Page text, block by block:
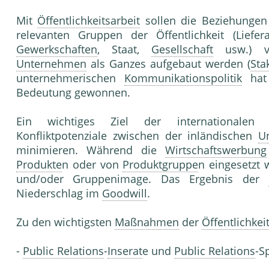
Mit Öffentlichkeitsarbeit sollen die
relevanten Gruppen der Öffentlichkeit
Gewerkschaften, Staat, Gesellschaft usw.)
Unternehmen als Ganzes aufgebaut werden (
unternehmerischen Kommunikationspolitikhat
Bedeutung gewonnen.
Ein wichtiges Ziel der
Konfliktpotenziale zwischen der inländischen
minimieren. Während die Wirtschaftswerbung
Produkten oder von Produktgruppen eingesetzt
und/oder Gruppenimage. Das Ergebnis der
Niederschlag im Goodwill.
Zu den wichtigsten Maßnahmen der
- Public Relations-Inserate und Public Relations-